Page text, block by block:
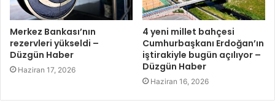
Merkez Bankası’nın
rezervleri yükseldi –
Düzgün Haber
Haziran 17, 2026
4 yeni millet bahçesi
Cumhurbaşkanı Erdoğan’ın
iştirakiyle bugün açılıyor –
Düzgün Haber
Haziran 16, 2026